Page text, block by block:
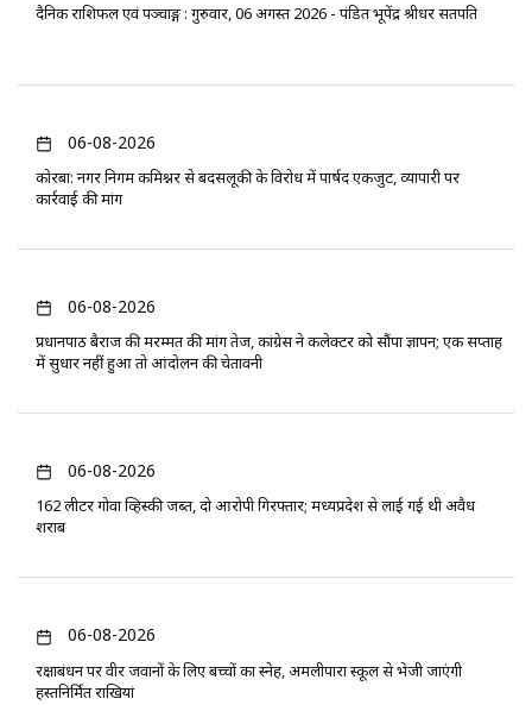
दैनिक राशिफल एवं पञ्चाङ्ग : गुरुवार, 06 अगस्त 2026 - पंडित भूपेंद्र श्रीधर सतपति
06-08-2026
कोरबा: नगर निगम कमिश्नर से बदसलूकी के विरोध में पार्षद एकजुट, व्यापारी पर
कार्रवाई की मांग
06-08-2026
प्रधानपाठ बैराज की मरम्मत की मांग तेज, कांग्रेस ने कलेक्टर को सौंपा ज्ञापन; एक सप्ताह
में सुधार नहीं हुआ तो आंदोलन की चेतावनी
06-08-2026
162 लीटर गोवा व्हिस्की जब्त, दो आरोपी गिरफ्तार; मध्यप्रदेश से लाई गई थी अवैध
शराब
06-08-2026
रक्षाबंधन पर वीर जवानों के लिए बच्चों का स्नेह, अमलीपारा स्कूल से भेजी जाएंगी
हस्तनिर्मित राखियां